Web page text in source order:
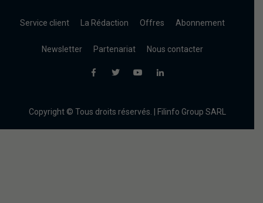
Service client La Rédaction Offres Abonnement
Newsletter Partenariat Nous contacter
Copyright © Tous droits réservés. | Filinfo Group SARL